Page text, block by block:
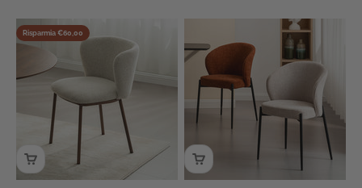
Risparmia €60,00